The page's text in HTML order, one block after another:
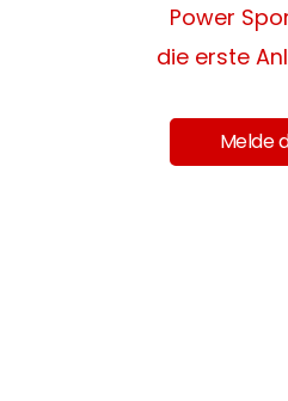
Power
die erste
Melde